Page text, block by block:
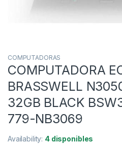
COMPUTADORAS
COMPUTADORA
BRASSWELL
32GB BLACK
779-NB3069
Availability: 4 disponibles